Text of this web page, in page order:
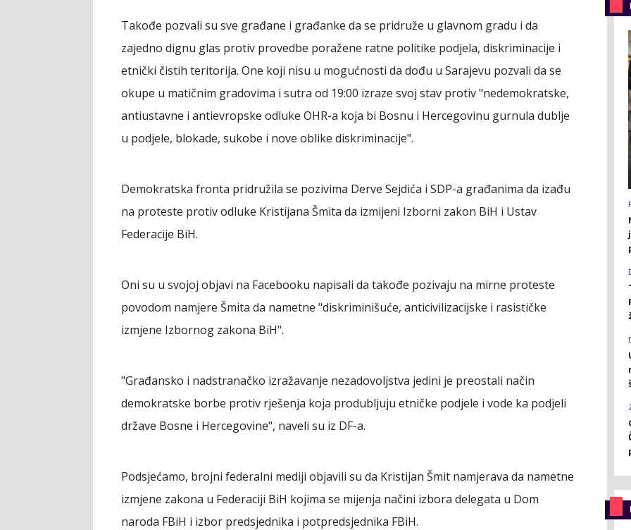
Takođe pozvali su sve građane i građanke da se pridruže u glavnom gradu i da
zajedno dignu glas protiv provedbe poražene ratne politike podjela, diskriminacije i
etnički čistih teritorija. One koji nisu u mogućnosti da dođu u Sarajevu pozvali da se
okupe u matičnim gradovima i sutra od 19:00 izraze svoj stav protiv "nedemokratske,
antiustavne i antievropske odluke OHR-a koja bi Bosnu i Hercegovinu gurnula dublje
u podjele, blokade, sukobe i nove oblike diskriminacije".
Demokratska fronta pridružila se pozivima Derve Sejdića i SDP-a građanima da izađu
na proteste protiv odluke Kristijana Šmita da izmijeni Izborni zakon BiH i Ustav
Federacije BiH.
Oni su u svojoj objavi na Facebooku napisali da takođe pozivaju na mirne proteste
povodom namjere Šmita da nametne "diskriminišuće, anticivilizacijske i rasističke
izmjene Izbornog zakona BiH".
"Građansko i nadstranačko izražavanje nezadovoljstva jedini je preostali način
demokratske borbe protiv rješenja koja produbljuju etničke podjele i vode ka podjeli
države Bosne i Hercegovine", naveli su iz DF-a.
Podsjećamo, brojni federalni mediji objavili su da Kristijan Šmit namjerava da nametne
izmjene zakona u Federaciji BiH kojima se mijenja načini izbora delegata u Dom
naroda FBiH i izbor predsjednika i potpredsjednika FBiH.